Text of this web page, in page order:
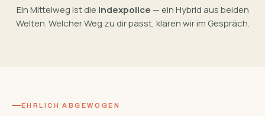
Ein Mittelweg ist die Indexpolice — ein Hybrid aus beiden
Welten. Welcher Weg zu dir passt, klären wir im Gespräch.
EHRLICH ABGEWOGEN